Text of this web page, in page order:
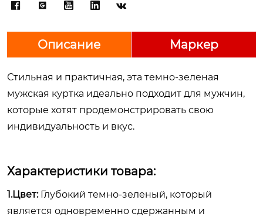
    
Описание Маркер
Стильная и практичная, эта темно-зеленая
мужская куртка идеально подходит для мужчин,
которые хотят продемонстрировать свою
индивидуальность и вкус.
Характеристики товара:
1.Цвет:Глубокий темно-зеленый, который
является одновременно сдержанным и